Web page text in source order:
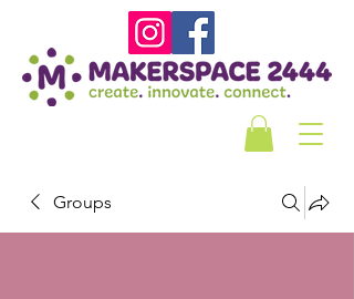
Groups